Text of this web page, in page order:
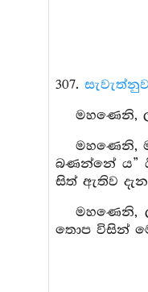
307.
මහණෙනි,
මහණෙනි,
බණන්නේ ය”
සිත් ඇතිව
මහණෙනි,
තොප විසින්